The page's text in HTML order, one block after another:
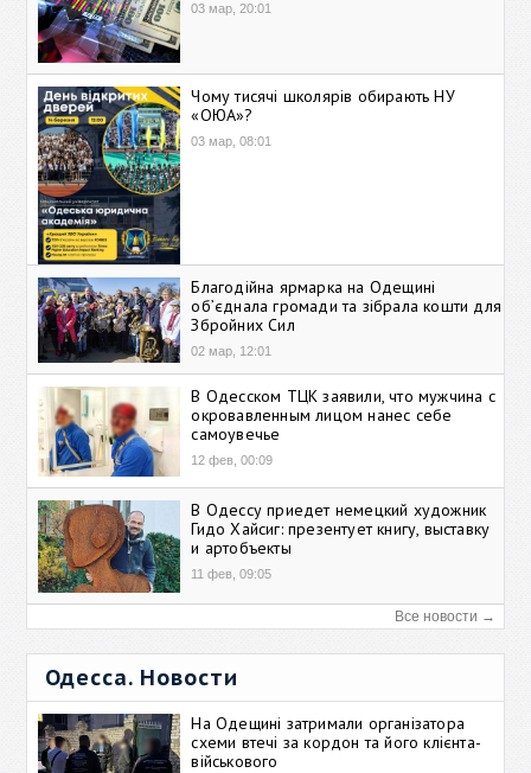
03 мар, 20:01
Чому тисячі школярів обирають НУ
«ОЮА»?
03 мар, 08:01
Благодійна ярмарка на Одещині
об’єднала громади та зібрала кошти для
Збройних Сил
02 мар, 12:01
В Одесском ТЦК заявили, что мужчина с
окровавленным лицом нанес себе
самоувечье
12 фев, 00:09
В Одессу приедет немецкий художник
Гидо Хайсиг: презентует книгу, выставку
и артобъекты
11 фев, 09:05
Все новости →
Одесса. Новости
На Одещині затримали організатора
схеми втечі за кордон та його клієнта-
військового